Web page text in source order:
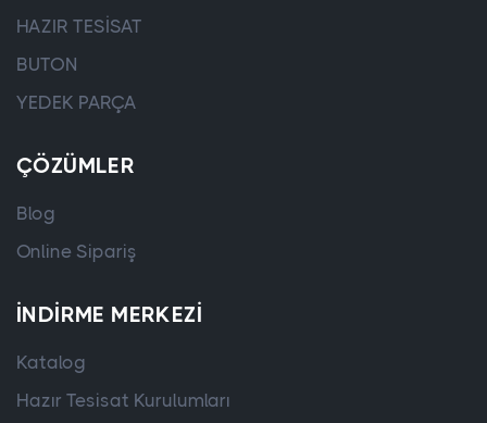
HAZIR TESİSAT
BUTON
YEDEK PARÇA
ÇÖZÜMLER
Blog
Online Sipariş
İNDIRME MERKEZI
Katalog
Hazır Tesisat Kurulumları